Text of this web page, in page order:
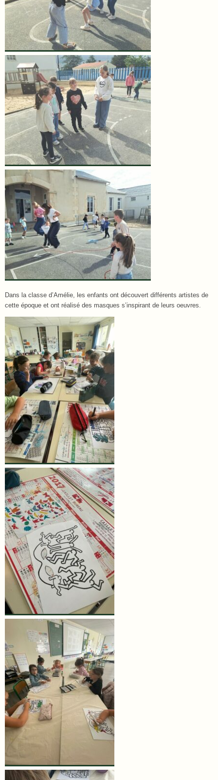
Dans la classe d’Amélie, les enfants ont découvert différents artistes de
cette époque et ont réalisé des masques s’inspirant de leurs oeuvres.